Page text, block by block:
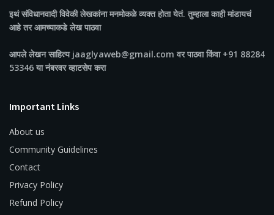
इथं संविधानवादी विवेकी लेखकांना मनमोकळे व्यक्त होता येतं. तुम्हाला काही मांडायचं
आहे तर आमच्याकडे लेख पाठवा
आपले लेखन साहित्य jaaglyaweb@gmail.com वर पाठवा किंवा +91 88284
53346 या नंबरवर व्हाटसेप करा
Important Links
About us
Community Guidelines
Contact
Privacy Policy
Refund Policy